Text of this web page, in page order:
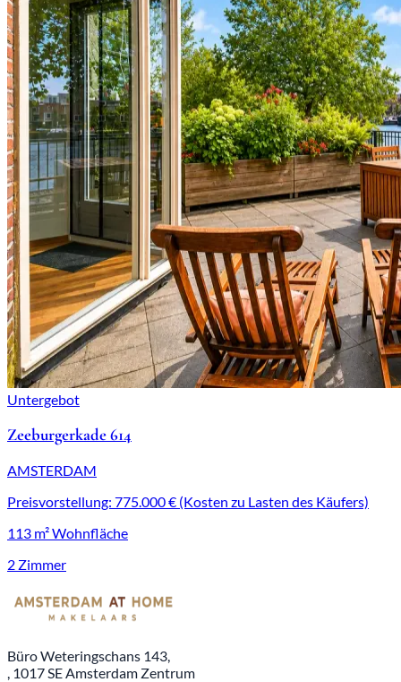
Untergebot
Zeeburgerkade 614
AMSTERDAM
Preisvorstellung: 775.000 € (Kosten zu Lasten des Käufers)
113 m² Wohnfläche
2 Zimmer
Büro Weteringschans 143,
, 1017 SE Amsterdam Zentrum